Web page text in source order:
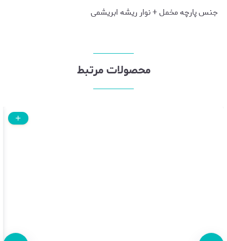
جنس پارچه مخمل + نوار ریشه ابریشمی
محصولات مرتبط